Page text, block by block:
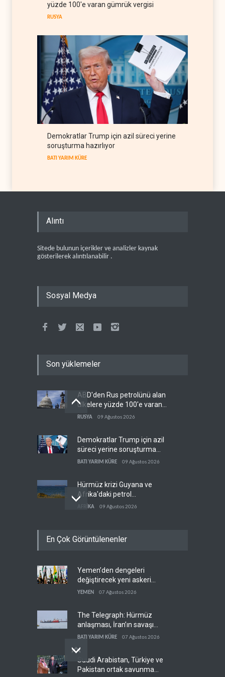
yüzde 100'e varan gümrük vergisi
RUSYA
Demokratlar Trump için azil süreci yerine
soruşturma hazırlıyor
BATI YARIM KÜRE
Alıntı
Sitede bulunun içerikler ve analizler kaynak
gösterilerek alıntılanabilir .
Sosyal Medya
Son yüklemeler
ABD'den Rus petrolünü alan
ülkelere yüzde 100'e varan
gümrük vergisi
RUSYA 09 Ağustos 2026
Demokratlar Trump için azil
süreci yerine soruşturma
hazırlıyor
BATI YARIM KÜRE 09 Ağustos 2026
Hürmüz krizi Guyana ve
Afrika'daki petrol
üreticilerine yaradı
AFRİKA 09 Ağustos 2026
21 gün süre verdi
Normalleşme nedir?
En Çok Görüntülenenler
Yemen’den dengeleri
değiştirecek yeni askeri
denklem
YEMEN 07 Ağustos 2026
The Telegraph: Hürmüz
anlaşması, İran’ın savaşı
kazandığını gösteriyor
BATI YARIM KÜRE 07 Ağustos 2026
Suudi Arabistan, Türkiye ve
Pakistan ortak savunma